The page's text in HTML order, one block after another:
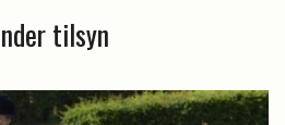
tilsyn